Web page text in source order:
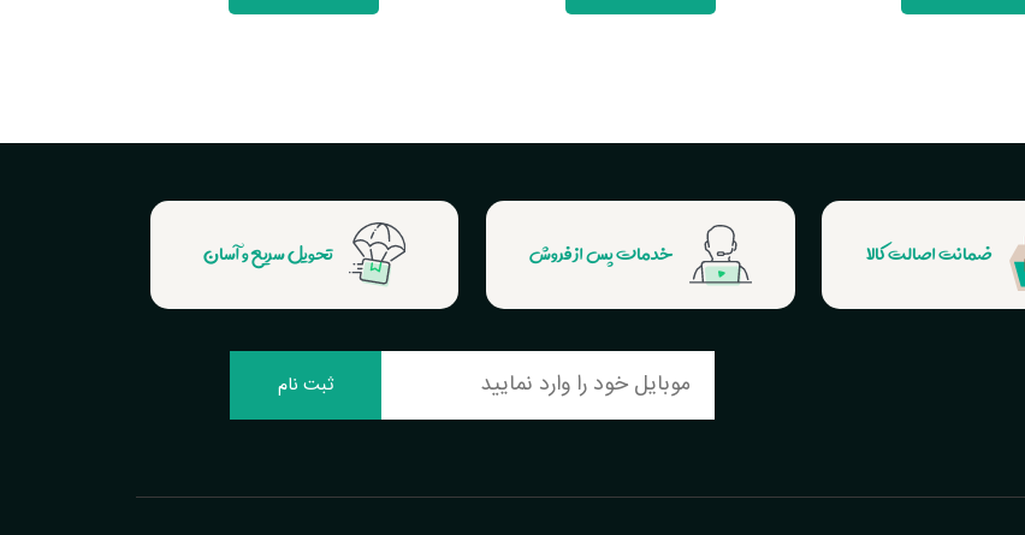
ضمانت اصالت کالا خدمات پس از فروش تحویل سریع و آسان
ثبت نام